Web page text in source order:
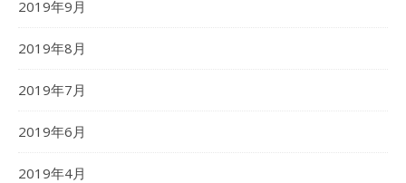
2019年9月
2019年8月
2019年7月
2019年6月
2019年4月